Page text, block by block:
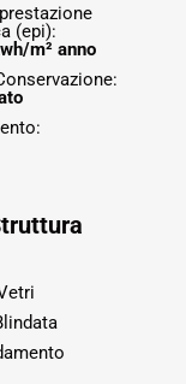
(epi):
m² anno